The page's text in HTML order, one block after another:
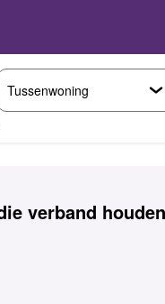
verband